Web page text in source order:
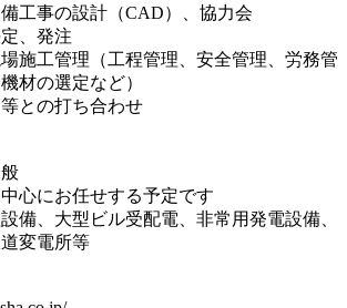
工事の設計（CAD）、協力会
、発注
場施工管理（工程管理、安全管理、労務管
材の選定など）
との打ち合わせ
心にお任せする予定です
備、大型ビル受配電、非常用発電設備、
変電所等